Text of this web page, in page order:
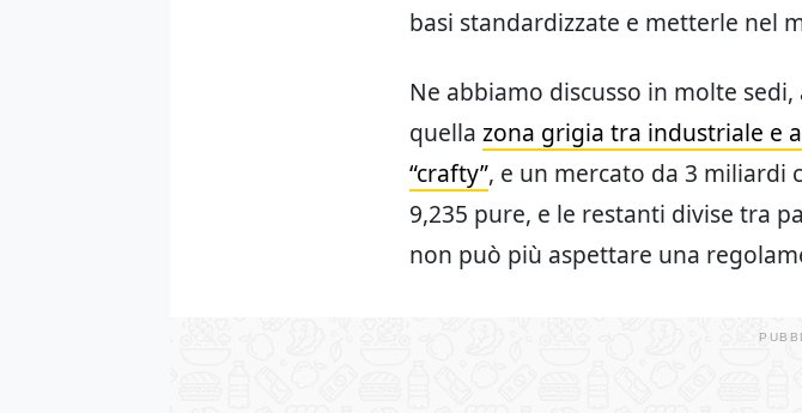
basi standardizzate e metterle nel
Ne abbiamo discusso in molte
quella zona grigia tra industriale e
“crafty”, e un mercato da 3 miliardi
9,235 pure, e le restanti divise tra
non può più aspettare una